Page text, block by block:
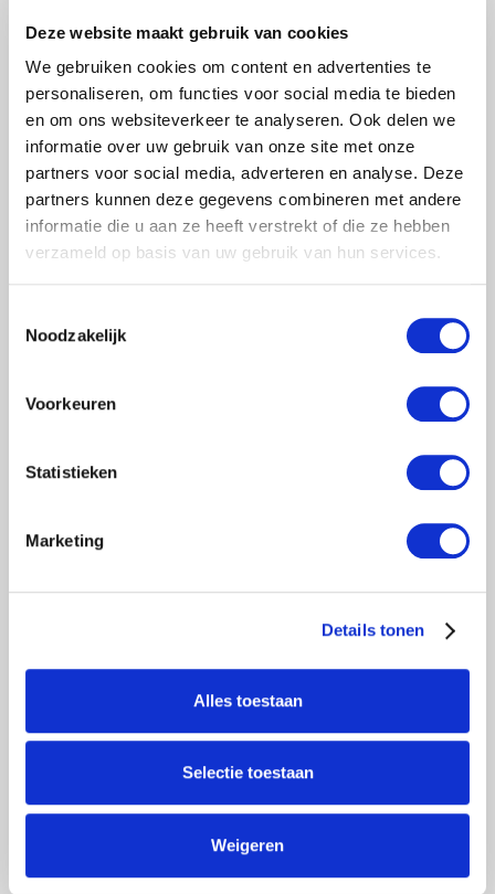
Deze website maakt gebruik van cookies
We gebruiken cookies om content en advertenties te
personaliseren, om functies voor social media te bieden
en om ons websiteverkeer te analyseren. Ook delen we
informatie over uw gebruik van onze site met onze
partners voor social media, adverteren en analyse. Deze
partners kunnen deze gegevens combineren met andere
informatie die u aan ze heeft verstrekt of die ze hebben
verzameld op basis van uw gebruik van hun services.
Noodzakelijk
Voorkeuren
Statistieken
Marketing
Details tonen
Alles toestaan
Selectie toestaan
Weigeren